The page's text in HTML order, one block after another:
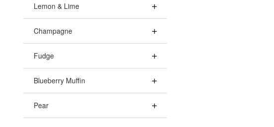
Lemon & Lime
Champagne
Fudge
Blueberry Muffin
Pear